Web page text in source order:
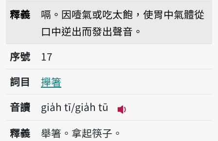
釋義
嗝。因噎氣或吃太飽，使胃中氣體從
口中逆出而發出聲音。
序號17攑箸
序號
17
詞目
攑箸
音讀
gia̍h tī/gia̍h tū
播放音讀gia̍h tī/gia̍h
釋義
舉箸。拿起筷子。